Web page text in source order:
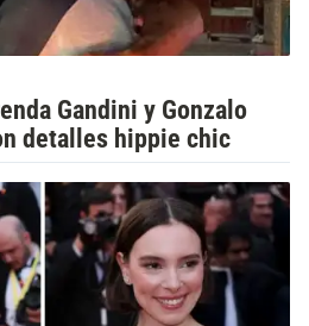
Gandini y Gonzalo
detalles hippie chic